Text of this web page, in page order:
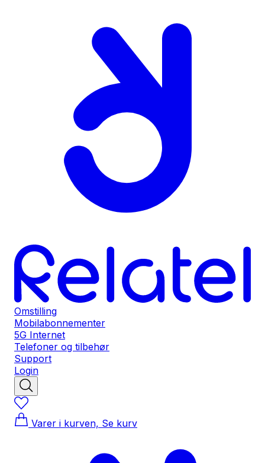
Omstilling
Mobilabonnementer
5G Internet
Telefoner og tilbehør
Support
Login
Varer i kurven, Se kurv